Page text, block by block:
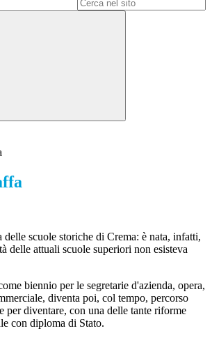
scuole storiche di Crema: è nata, infatti,
delle attuali scuole superiori non esisteva
biennio per le segretarie d'azienda, opera,
diventa poi, col tempo, percorso
per diventare, con una delle tante riforme
con diploma di Stato.